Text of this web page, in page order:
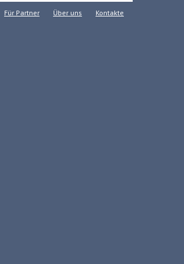
Für Partner Über uns Kontakte